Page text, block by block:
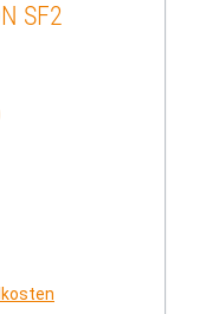
SF2
Mehr Informationen zum